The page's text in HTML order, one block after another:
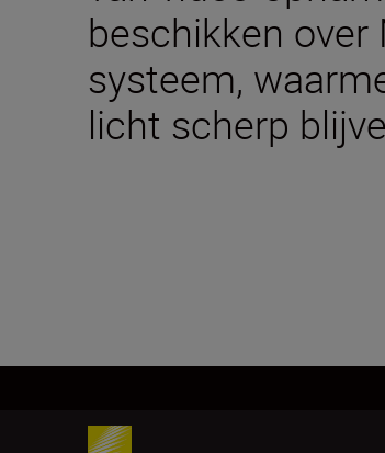
beschikken over
systeem,
licht scherp